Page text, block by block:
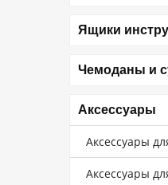
Ящики
Чемоданы и
Аксессуары
Аксессуары
Аксессуары